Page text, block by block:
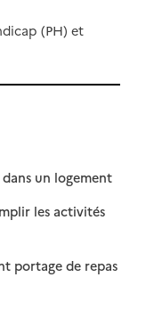
(PH) et
un logement
:
: non
les activités
portage de repas